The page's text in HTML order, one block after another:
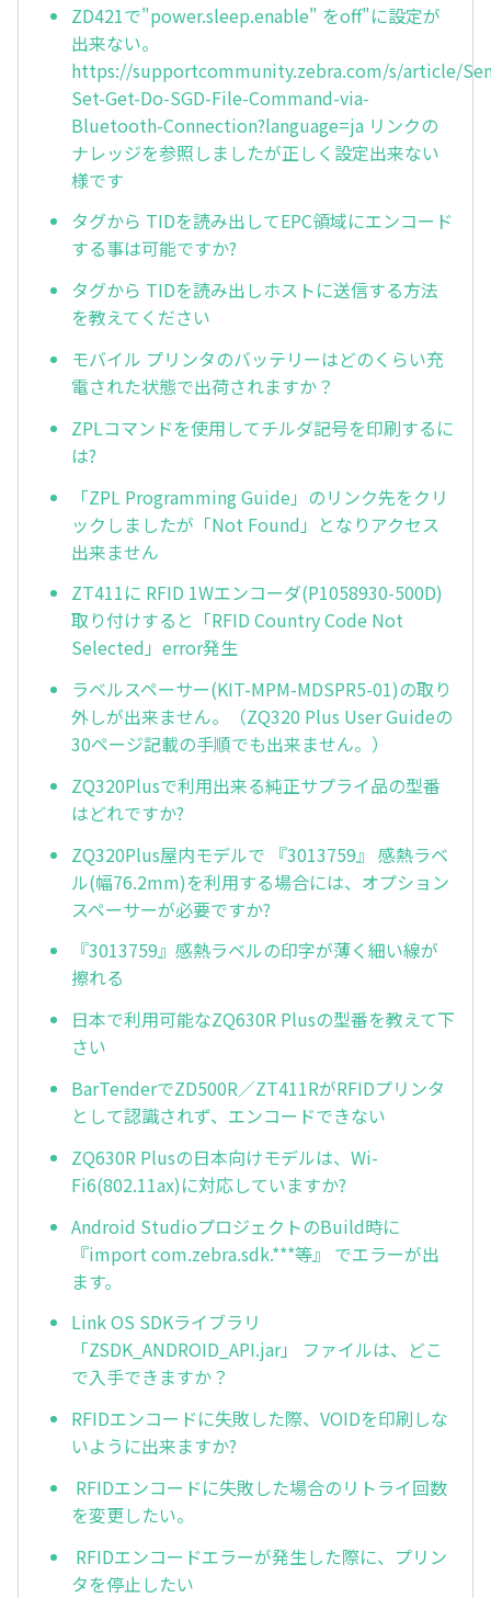
ZD421で"power.sleep.enable" をoff"に設定が
出来ない。
https://supportcommunity.zebra.com/s/article/
Set-Get-Do-SGD-File-Command-via-
Bluetooth-Connection?language=ja リンクの
ナレッジを参照しましたが正しく設定出来ない
様です
タグから TIDを読み出してEPC領域にエンコード
する事は可能ですか?
タグから TIDを読み出しホストに送信する方法
を教えてください
モバイル プリンタのバッテリーはどのくらい充
電された状態で出荷されますか？
ZPLコマンドを使用してチルダ記号を印刷するに
は?
「ZPL Programming Guide」のリンク先をクリ
ックしましたが「Not Found」となりアクセス
出来ません
ZT411に RFID 1Wエンコーダ(P1058930-500D)
取り付けすると「RFID Country Code Not
Selected」error発生
ラベルスペーサー(KIT-MPM-MDSPR5-01)の取り
外しが出来ません。（ZQ320 Plus User Guideの
30ページ記載の手順でも出来ません。）
ZQ320Plusで利用出来る純正サプライ品の型番
はどれですか?
ZQ320Plus屋内モデルで 『3013759』 感熱ラベ
ル(幅76.2mm)を利用する場合には、オプション
スペーサーが必要ですか?
『3013759』感熱ラベルの印字が薄く細い線が
擦れる
日本で利用可能なZQ630R Plusの型番を教えて下
さい
BarTenderでZD500R／ZT411RがRFIDプリンタ
として認識されず、エンコードできない
ZQ630R Plusの日本向けモデルは、Wi-
Fi6(802.11ax)に対応していますか?
Android StudioプロジェクトのBuild時に
『import com.zebra.sdk.***等』 でエラーが出
ます。
Link OS SDKライブラリ
「ZSDK_ANDROID_API.jar」 ファイルは、どこ
で入手できますか？
RFIDエンコードに失敗した際、VOIDを印刷しな
いように出来ますか?
RFIDエンコードに失敗した場合のリトライ回数
を変更したい。
RFIDエンコードエラーが発生した際に、プリン
タを停止したい